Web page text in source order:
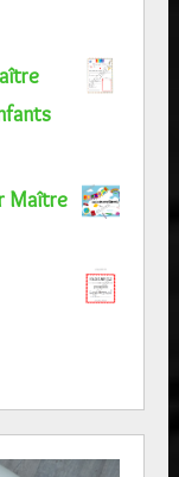
Maître